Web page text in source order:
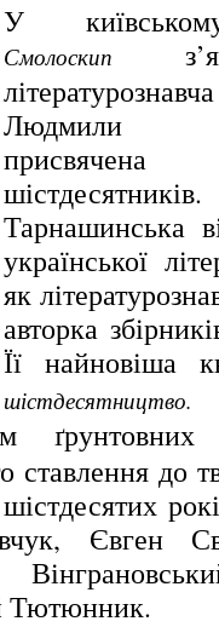
У
Смолоскип
Людмили
Тарнашинська
української
як
авторка
Її найновіша
ставлення до
Євген
Тютюнник.